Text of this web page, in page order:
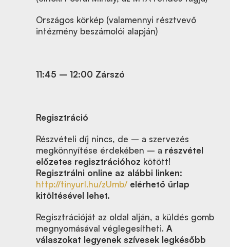
Országos körkép (valamennyi résztvevő
intézmény beszámolói alapján)
11:45 – 12:00 Zárszó
Regisztráció
Részvételi díj nincs, de – a szervezés
megkönnyítése érdekében – a részvétel
előzetes regisztrációhoz kötött!
Regisztrálni online az alábbi linken:
http://tinyurl.hu/zUmb/ elérhető űrlap
kitöltésével lehet.
Regisztrációját az oldal alján, a küldés gomb
megnyomásával véglegesítheti. A
válaszokat legyenek szívesek legkésőbb